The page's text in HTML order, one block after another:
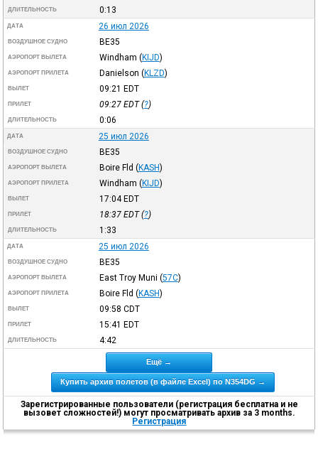
ДЛИТЕЛЬНОСТЬ 0:13
ДАТА 26 июл 2026
ВОЗДУШНОЕ СУДНО BE35
АЭРОПОРТ ВЫЛЕТА Windham (KIJD)
АЭРОПОРТ ПРИЛЕТА Danielson (KLZD)
ВЫЛЕТ 09:21 EDT
ПРИЛЕТ 09:27 EDT(?)
ДЛИТЕЛЬНОСТЬ 0:06
ДАТА 25 июл 2026
ВОЗДУШНОЕ СУДНО BE35
АЭРОПОРТ ВЫЛЕТА Boire Fld (KASH)
АЭРОПОРТ ПРИЛЕТА Windham (KIJD)
ВЫЛЕТ 17:04EDT
ПРИЛЕТ 18:37 EDT(?)
ДЛИТЕЛЬНОСТЬ 1:33
ДАТА 25 июл 2026
ВОЗДУШНОЕ СУДНО BE35
АЭРОПОРТ ВЫЛЕТА East Troy Muni (57C)
АЭРОПОРТ ПРИЛЕТА Boire Fld (KASH)
ВЫЛЕТ 09:58 CDT
ПРИЛЕТ 15:41 EDT
ДЛИТЕЛЬНОСТЬ 4:42
Ещё →
Купить архив полетов (в файле Excel) по N354DG →
Зарегистрированные пользователи (регистрация бесплатна и не
вызовет сложностей!) могут просматривать архив за 3 months.
Регистрация